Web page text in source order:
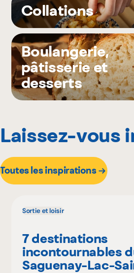
Collations
Boulangerie,
pâtisserie et
desserts
Laissez-vous
Toutes les inspirations
Sortie et loisir
7 destinations
incontournables
Saguenay-Lac-